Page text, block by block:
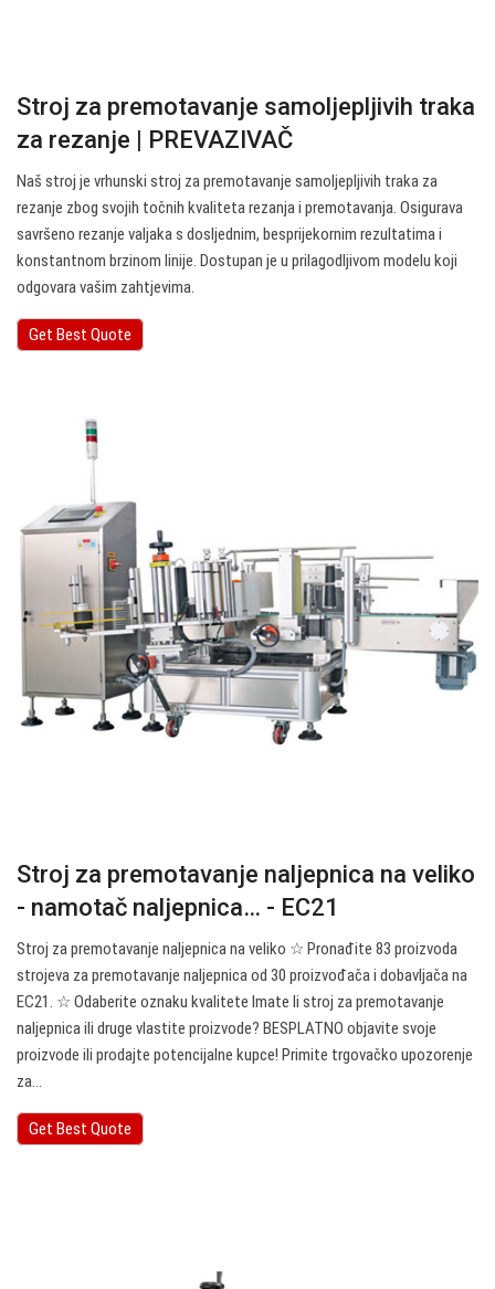
Stroj za premotavanje samoljepljivih traka
za rezanje | PREVAZIVAČ
Naš stroj je vrhunski stroj za premotavanje samoljepljivih traka za
rezanje zbog svojih točnih kvaliteta rezanja i premotavanja. Osigurava
savršeno rezanje valjaka s dosljednim, besprijekornim rezultatima i
konstantnom brzinom linije. Dostupan je u prilagodljivom modelu koji
odgovara vašim zahtjevima.
Get Best Quote
Stroj za premotavanje naljepnica na veliko
- namotač naljepnica… - EC21
Stroj za premotavanje naljepnica na veliko ☆ Pronađite 83 proizvoda
strojeva za premotavanje naljepnica od 30 proizvođača i dobavljača na
EC21. ☆ Odaberite oznaku kvalitete Imate li stroj za premotavanje
naljepnica ili druge vlastite proizvode? BESPLATNO objavite svoje
proizvode ili prodajte potencijalne kupce! Primite trgovačko upozorenje
za…
Get Best Quote